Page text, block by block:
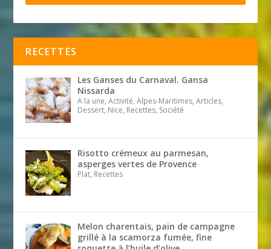
RECETTES
Les Ganses du Carnaval. Gansa
Nissarda
A la une, Activité, Alpes-Maritimes, Articles,
Dessert, Nice, Recettes, Société
Risotto crémeux au parmesan,
asperges vertes de Provence
Plat, Recettes
Melon charentais, pain de campagne
grillé à la scamorza fumée, fine